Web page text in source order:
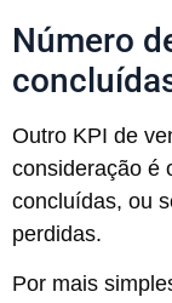
Número
Outro KPI de
consideração é
concluídas, ou
perdidas.
Por mais